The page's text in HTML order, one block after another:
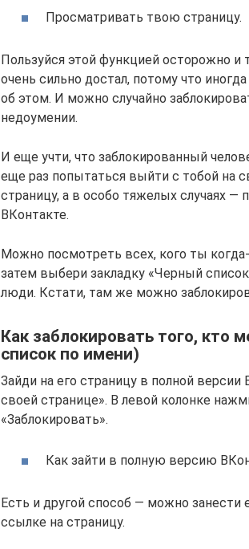
Просматривать твою страницу.
Пользуйся этой функцией осторожно и
очень сильно достал, потому что
об этом. И можно случайно
недоумении.
И еще учти, что заблокированный
еще раз попытаться выйти с тобой на
страницу, а в особо тяжелых случаях
ВКонтакте.
Можно посмотреть всех, кого ты
затем выбери закладку «Черный
люди. Кстати, там же можно
Как заблокировать того, кто
список по имени)
Зайди на его страницу в полной
своей странице». В левой колонке
«Заблокировать».
Как зайти в полную версию
Есть и другой способ — можно занести
ссылке на страницу.